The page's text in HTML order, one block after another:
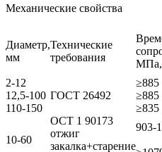
Механические свойства
Диаметр,
мм
Технические
требования
МПа,
2-12
ГОСТ 26492
≥885
12,5-100
≥885
110-150
≥835
10-60
ОСТ 1 90173
отжиг
закалка+старение
903-